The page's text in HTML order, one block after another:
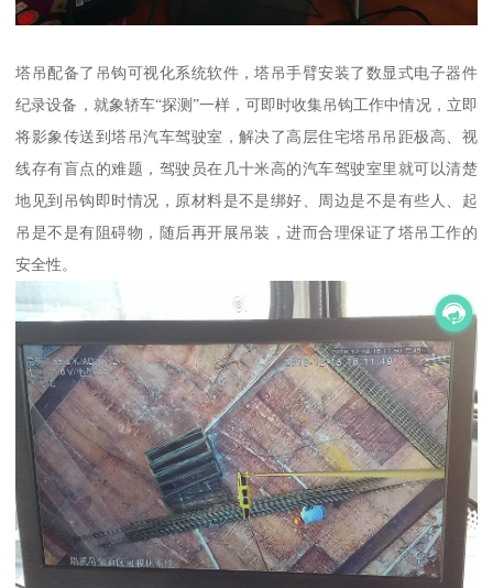
塔吊配备了吊钩可视化系统软件，塔吊手臂安装了数显式电子器件
纪录设备，就象轿车“探测”一样，可即时收集吊钩工作中情况，立即
将影象传送到塔吊汽车驾驶室，解决了高层住宅塔吊吊距极高、视
线存有盲点的难题，驾驶员在几十米高的汽车驾驶室里就可以清楚
地见到吊钩即时情况，原材料是不是绑好、周边是不是有些人、起
吊是不是有阻碍物，随后再开展吊装，进而合理保证了塔吊工作的
安全性。